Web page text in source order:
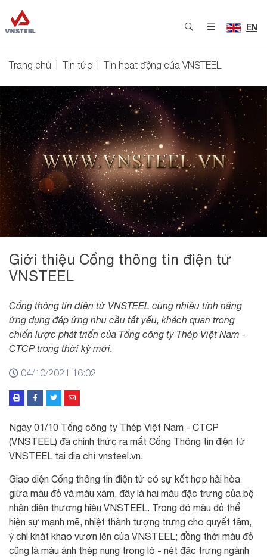
EN
Trang chủ Tin tức Tin hoạt động của VNSTEEL
Giới thiệu Cổng thông tin điện tử
VNSTEEL
Cổng thông tin điện tử VNSTEEL cùng nhiều tính năng
ứng dụng đáp ứng nhu cầu tất yếu, khách quan trong
chiến lược phát triển của Tổng công ty Thép Việt Nam -
CTCP trong thời kỳ mới.
04/10/2021 16:02
Ngày 01/10 Tổng công ty Thép Việt Nam - CTCP
(VNSTEEL) đã chính thức ra mắt Cổng Thông tin điện tử
VNSTEEL tại địa chỉ vnsteel.vn.
Giao diện Cổng thông tin điện tử có sự kết hợp hài hòa
giữa màu đỏ và màu xám, đây là hai màu đặc trưng của bộ
nhận diện thương hiệu VNSTEEL. Trong đó màu đỏ thể
hiện sự mạnh mẽ, nhiệt thành tượng trưng cho quyết tâm,
ý chí khát khao vươn lên của VNSTEEL; đồng thời màu đỏ
cũng là màu ánh thép nung trong lò - nét đặc trưng ngành